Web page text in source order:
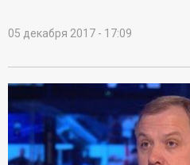
05 декабря 2017 - 17:09